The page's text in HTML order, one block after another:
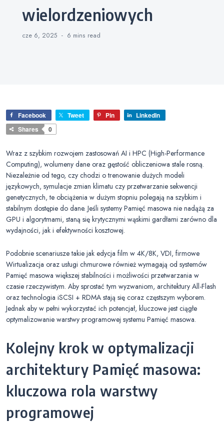
wielordzeniowych
cze 6, 2025 6 mins read
Facebook Tweet Pin
LinkedIn
Shares
0
Wraz z szybkim rozwojem zastosowań AI i HPC (High-Performance
Computing), wolumeny dane oraz gęstość obliczeniowa stale rosną.
Niezależnie od tego, czy chodzi o trenowanie dużych modeli
językowych, symulacje zmian klimatu czy przetwarzanie sekwencji
genetycznych, te obciążenia w dużym stopniu polegają na szybkim i
stabilnym dostępie do dane. Jeśli systemy Pamięć masowa nie nadążą za
GPU i algorytmami, staną się krytycznymi wąskimi gardłami zarówno dla
wydajności, jak i efektywności kosztowej.
Podobnie scenariusze takie jak edycja film w 4K/8K, VDI, firmowe
Wirtualizacja oraz usługi chmurowe również wymagają od systemów
Pamięć masowa większej stabilności i możliwości przetwarzania w
czasie rzeczywistym. Aby sprostać tym wyzwaniom, architektury All-Flash
oraz technologia iSCSI + RDMA stają się coraz częstszym wyborem.
Jednak aby w pełni wykorzystać ich potencjał, kluczowe jest ciągłe
optymalizowanie warstwy programowej systemu Pamięć masowa.
Kolejny krok w optymalizacji
architektury Pamięć masowa:
kluczowa rola warstwy
programowej